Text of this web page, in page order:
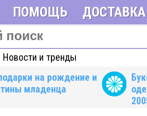
ПОМОЩЬ ДОСТАВКА
Новости и тренды
на рождение и
младенца